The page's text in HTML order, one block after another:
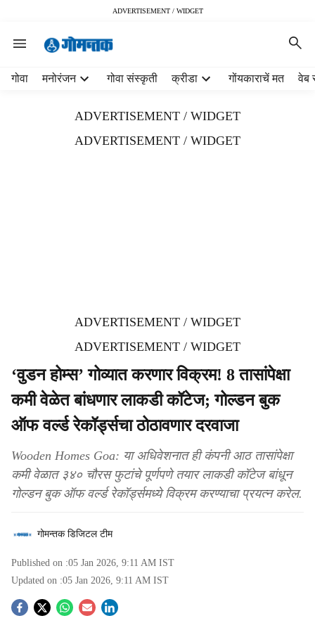
ADVERTISEMENT / WIDGET
गोवा मनोरंजन गोवा संस्कृती क्रीडा गोंयकाराचें मत वेब
ADVERTISEMENT / WIDGET
ADVERTISEMENT / WIDGET
ADVERTISEMENT / WIDGET
ADVERTISEMENT / WIDGET
‘वुडन होम्‍स’ गोव्‍यात करणार विक्रम! 8 तासांपेक्षा
कमी वेळेत बांधणार लाकडी कॉटेज; गोल्डन बुक
ऑफ वर्ल्ड रेकॉर्ड्सचा ठोठावणार दरवाजा
Wooden Homes Goa: या अधिवेशनात ही कंपनी आठ तासांपेक्षा
कमी वेळात ३४० चौरस फुटांचे पूर्णपणे तयार लाकडी कॉटेज बांधून
गोल्डन बुक ऑफ वर्ल्ड रेकॉर्ड्समध्ये विक्रम करण्याचा प्रयत्न करेल.
गोमन्तक डिजिटल टीम
Published on :05 Jan 2026, 9:11 AM IST
Updated on :05 Jan 2026, 9:11 AM IST
S